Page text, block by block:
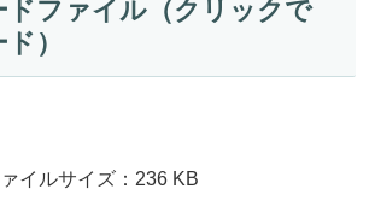
ドファイル（クリックで
）
イルサイズ：236 KB